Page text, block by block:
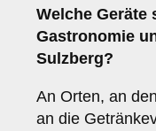
Welche Geräte
Gastronomie
Sulzberg?
An Orten, an
an die